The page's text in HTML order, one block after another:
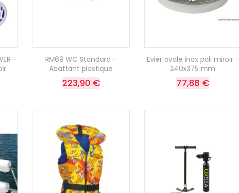
-
RM69 WC Standard -
Abattant plastique
223,90 €
Evier ovale inox poli miroir -
240x375 mm
77,88 €